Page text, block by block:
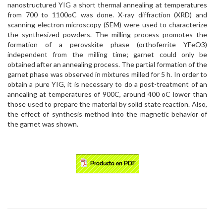
nanostructured YIG a short thermal annealing at temperatures
from 700 to 1100oC was done. X-ray diffraction (XRD) and
scanning electron microscopy (SEM) were used to characterize
the synthesized powders. The milling process promotes the
formation of a perovskite phase (orthoferrite YFeO3)
independent from the milling time; garnet could only be
obtained after an annealing process. The partial formation of the
garnet phase was observed in mixtures milled for 5 h. In order to
obtain a pure YIG, it is necessary to do a post-treatment of an
annealing at temperatures of 900C, around 400 oC lower than
those used to prepare the material by solid state reaction. Also,
the effect of synthesis method into the magnetic behavior of
the garnet was shown.